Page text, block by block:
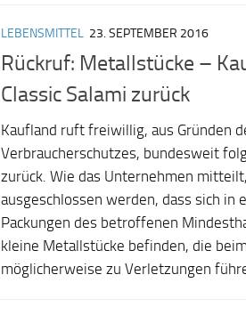
LEBENSMITTEL 23. SEPTEMBER 2016
Rückruf: Metallstücke –
Classic Salami zurück
Kaufland ruft freiwillig, aus Gründen
Verbraucherschutzes, bundesweit
zurück. Wie das Unternehmen
ausgeschlossen werden, dass sich in
Packungen des betroffenen
kleine Metallstücke befinden, die
möglicherweise zu Verletzungen